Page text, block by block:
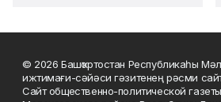
© 2026 Башҡортостан Республикаһы
ижтимағи-сәйәси гәзитенең рәсми
Сайт общественно-политической